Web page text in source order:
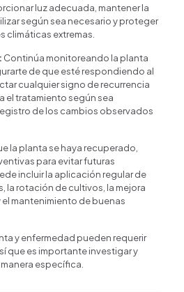
luz adecuada, mantener la
según sea necesario y proteger
climáticas extremas.
Continúa monitoreando la planta
de que esté respondiendo al
cualquier signo de recurrencia
el tratamiento según sea
de los cambios observados
la planta se haya recuperado,
para evitar futuras
incluir la aplicación regular de
la rotación de cultivos, la mejora
mantenimiento de buenas
y enfermedad pueden requerir
que es importante investigar y
específica.